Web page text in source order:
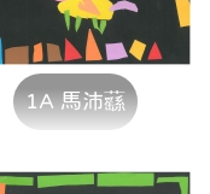
1A 馬沛蘨